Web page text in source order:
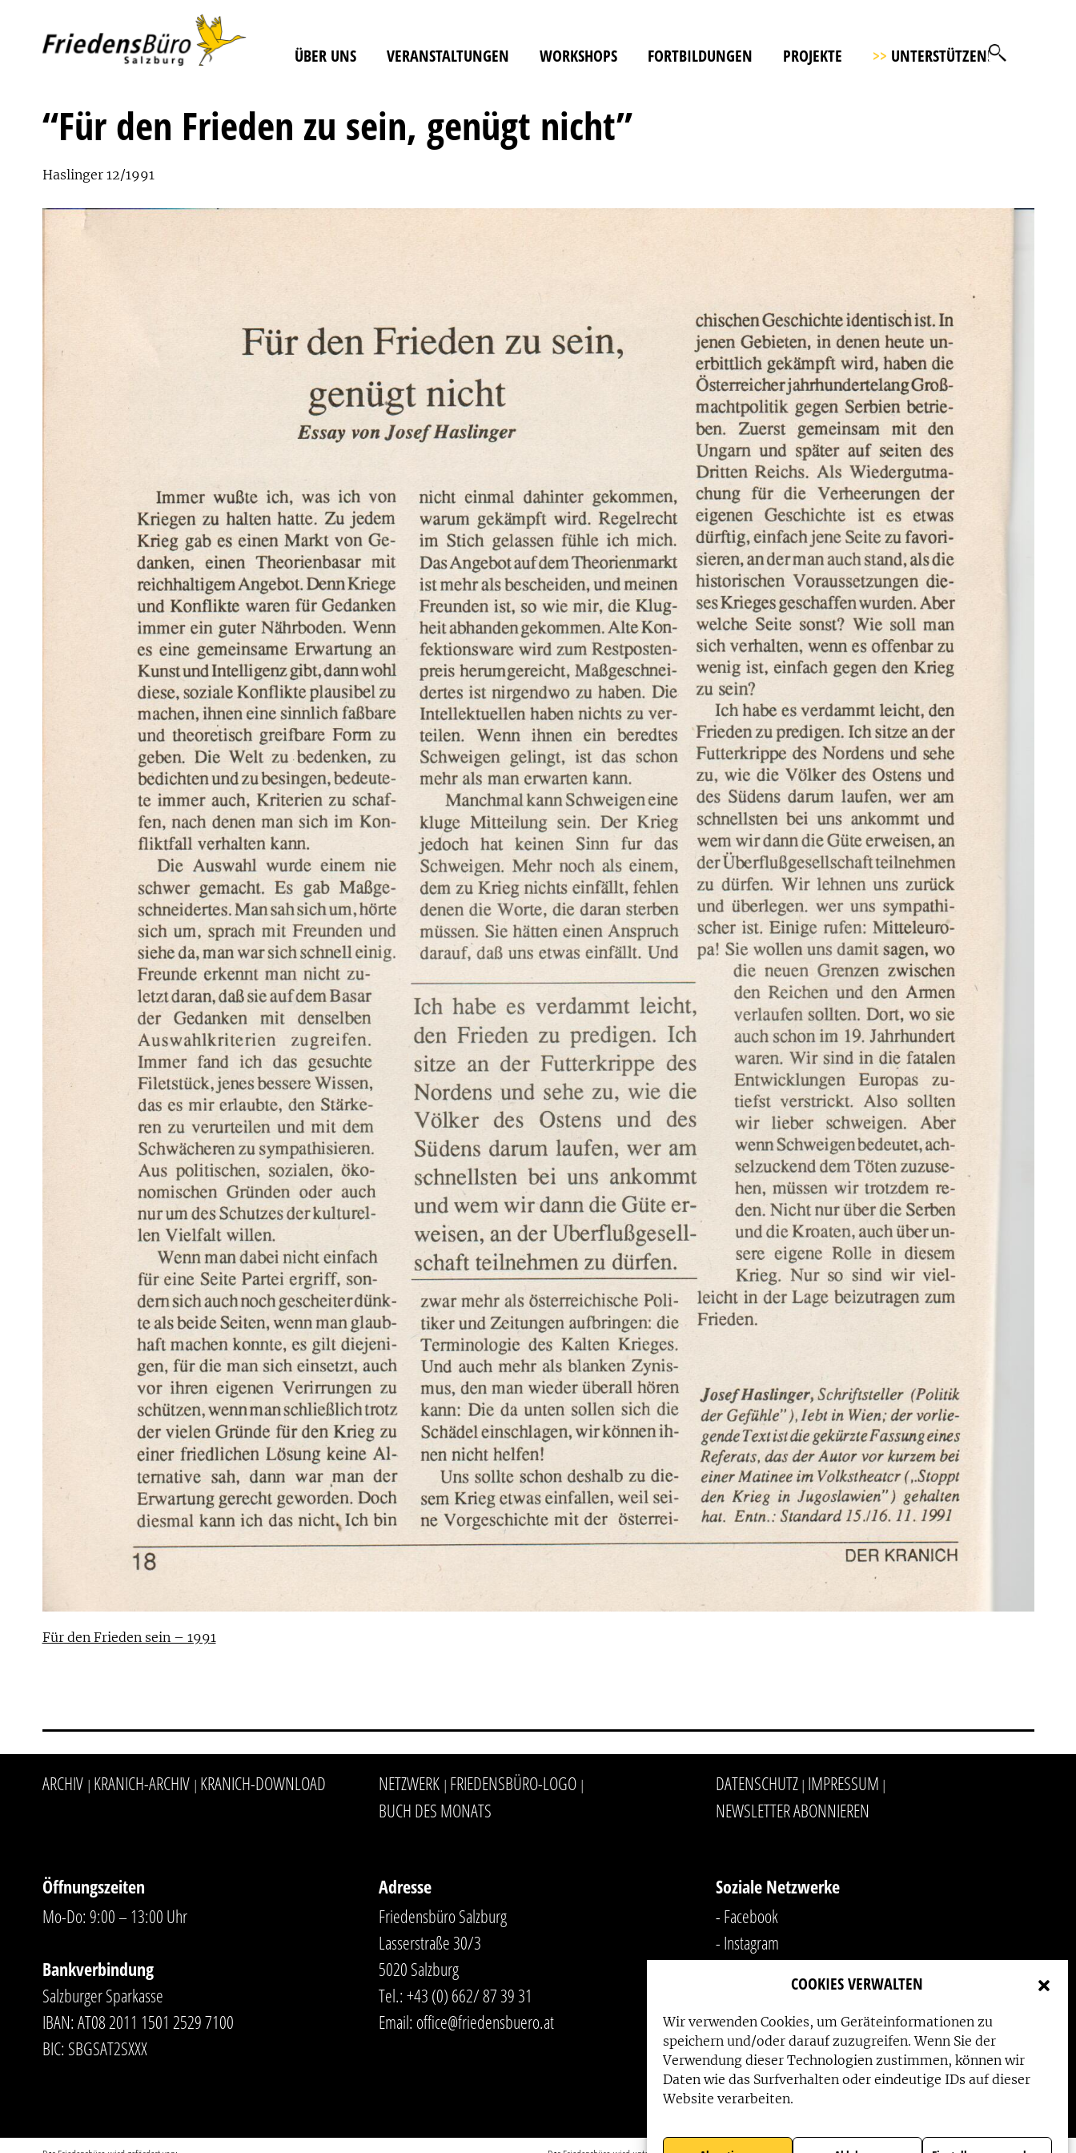
COOKIES VERWALTEN
Wir verwenden Cookies, um Geräteinformationen zu
speichern und/oder darauf zuzugreifen. Wenn Sie der
Verwendung dieser Technologien zustimmen, können wir
Daten wie das Surfverhalten oder eindeutige IDs auf dieser
Website verarbeiten.
ÜBER UNS VERANSTALTUNGEN WORKSHOPS FORTBILDUNGEN PROJEKTE >> UNTERSTÜTZEN!
“Für den Frieden zu sein, genügt nicht”
Haslinger 12/1991
Für den Frieden sein – 1991
ARCHIV| KRANICH-ARCHIV| KRANICH-DOWNLOAD NETZWERK | FRIEDENSBÜRO-LOGO |
BUCH DES MONATS
DATENSCHUTZ | IMPRESSUM |
NEWSLETTER ABONNIEREN
Öffnungszeiten
Mo-Do: 9:00 – 13:00 Uhr
Bankverbindung
Salzburger Sparkasse
IBAN: AT08 2011 1501 2529 7100
BIC: SBGSAT2SXXX
Adresse
Friedensbüro Salzburg
Lasserstraße 30/3
5020 Salzburg
Tel.:+43 (0) 662/ 87 39 31
Email: office@friedensbuero.at
Soziale Netzwerke
- Facebook
- Instagram